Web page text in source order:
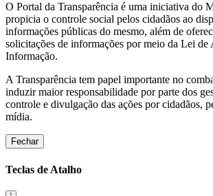
O Portal da Transparência é uma iniciativa do
propicia o controle social pelos cidadãos ao
informações públicas do mesmo, além de
solicitações de informações por meio da Lei de
Informação.
A Transparência tem papel importante no
induzir maior responsabilidade por parte dos
controle e divulgação das ações por cidadãos,
mídia.
Fechar
Teclas de Atalho